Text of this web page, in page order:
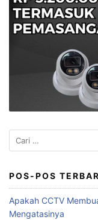
Cari
untuk:
POS-POS
Apakah CCTV
Mengatasinya